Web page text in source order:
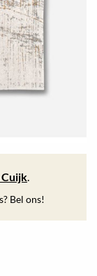
.
Bel ons!